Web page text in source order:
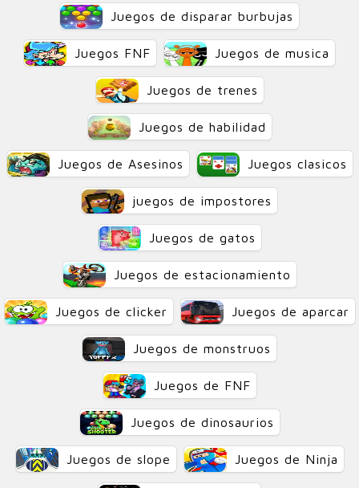
Juegos de disparar burbujas
Juegos FNF Juegos de musica
Juegos de trenes
Juegos de habilidad
Juegos de Asesinos Juegos clasicos
juegos de impostores
Juegos de gatos
Juegos de estacionamiento
Juegos de clicker Juegos de aparcar
Juegos de monstruos
Juegos de FNF
Juegos de dinosaurios
Juegos de slope Juegos de Ninja